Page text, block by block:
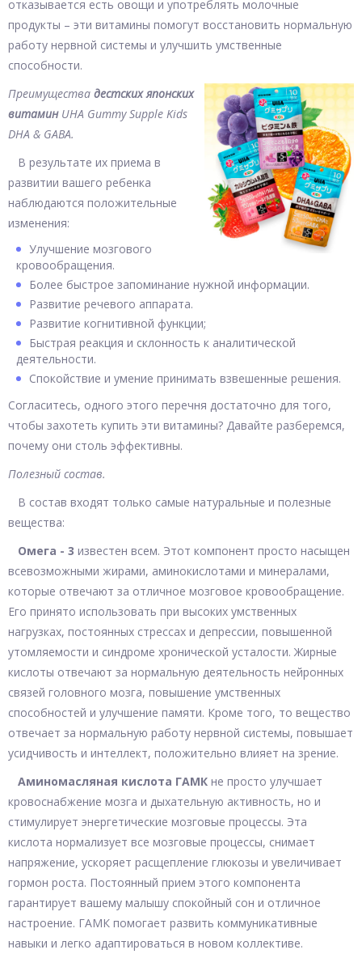
отказывается есть овощи и употреблять молочные
продукты – эти витамины помогут восстановить нормальную
работу нервной системы и улучшить умственные
способности.
Преимущества дестских японских
витаминUHA Gummy Supple Kids
DHA & GABA.
В результате их приема в
развитии вашего ребенка
наблюдаются положительные
изменения:
Улучшение мозгового
кровообращения.
Более быстрое запоминание нужной информации.
Развитие речевого аппарата.
Развитие когнитивной функции;
Быстрая реакция и склонность к аналитической
деятельности.
Спокойствие и умение принимать взвешенные решения.
Согласитесь, одного этого перечня достаточно для того,
чтобы захотеть купить эти витамины? Давайте разберемся,
почему они столь эффективны.
Полезный состав.
В состав входят только самые натуральные и полезные
вещества:
Омега - 3 известен всем. Этот компонент просто насыщен
всевозможными жирами, аминокислотами и минералами,
которые отвечают за отличное мозговое кровообращение.
Его принято использовать при высоких умственных
нагрузках, постоянных стрессах и депрессии, повышенной
утомляемости и синдроме хронической усталости. Жирные
кислоты отвечают за нормальную деятельность нейронных
связей головного мозга, повышение умственных
способностей и улучшение памяти. Кроме того, то вещество
отвечает за нормальную работу нервной системы, повышает
усидчивость и интеллект, положительно влияет на зрение.
Аминомасляная кислота ГАМК не просто улучшает
кровоснабжение мозга и дыхательную активность, но и
стимулирует энергетические мозговые процессы. Эта
кислота нормализует все мозговые процессы, снимает
напряжение, ускоряет расщепление глюкозы и увеличивает
гормон роста. Постоянный прием этого компонента
гарантирует вашему малышу спокойный сон и отличное
настроение. ГАМК помогает развить коммуникативные
навыки и легко адаптироваться в новом коллективе.